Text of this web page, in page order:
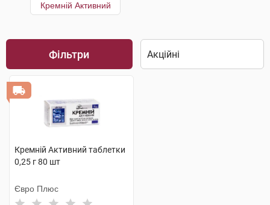
Кремній Активний
Фільтри
Кремній Активний таблетки
0,25 г 80 шт
Євро Плюс